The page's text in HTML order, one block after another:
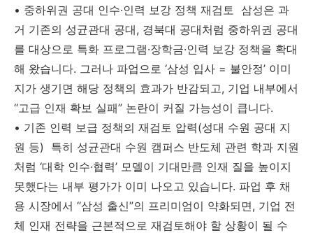
• 중하위권 공대 인수·인력 보강 정책 재검토 삼성은 과
거 기존의 성균관대 공대, 경북대 공대처럼 중하위권 공대
를 대상으로 특화 프로그램·장학금·인력 보강 정책을 확대
해 왔습니다. 그러나 파업으로 ‘삼성 입사 = 불안정’ 이미
지가 생기면 해당 정책의 효과가 반감되고, 기업 내부에서
“고급 인재 확보 실패” 논란이 커질 가능성이 큽니다.
• 기존 인력 보급 정책의 재검토 압력(성대 수원 공대 지
원 등) 특히 성균관대 수원 캠퍼스 반도체 관련 학과 지원
처럼 ‘대학 인수·협력’ 모델이 기대만큼 인재 질을 높이지
못했다는 내부 평가가 이미 나오고 있습니다. 파업 후 채
용 시장에서 “삼성 출신”의 프리미엄이 약화되면, 기업 전
체 인재 전략을 근본적으로 재검토해야 할 상황이 될 수